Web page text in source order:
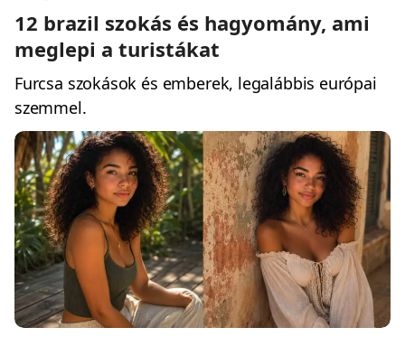
12 brazil szokás és hagyomány, ami
meglepi a turistákat
Furcsa szokások és emberek, legalábbis európai
szemmel.